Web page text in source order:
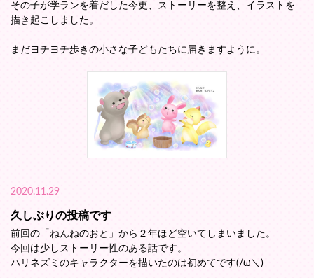
その子が学ランを着だした今更、ストーリーを整え、イラストを
描き起こしました。
まだヨチヨチ歩きの小さな子どもたちに届きますように。
2020.11.29
久しぶりの投稿です
前回の「ねんねのおと」から２年ほど空いてしまいました。
今回は少しストーリー性のある話です。
ハリネズミのキャラクターを描いたのは初めてです(/ω＼)